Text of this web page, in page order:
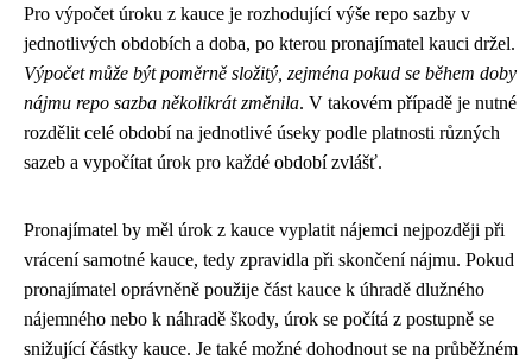
Pro výpočet úroku z kauce je rozhodující výše repo sazby v
jednotlivých obdobích a doba, po kterou pronajímatel kauci držel.
Výpočet může být poměrně složitý, zejména pokud se během doby
nájmu repo sazba několikrát změnila. V takovém případě je nutné
rozdělit celé období na jednotlivé úseky podle platnosti různých
sazeb a vypočítat úrok pro každé období zvlášť.
Pronajímatel by měl úrok z kauce vyplatit nájemci nejpozději při
vrácení samotné kauce, tedy zpravidla při skončení nájmu. Pokud
pronajímatel oprávněně použije část kauce k úhradě dlužného
nájemného nebo k náhradě škody, úrok se počítá z postupně se
snižující částky kauce. Je také možné dohodnout se na průběžném